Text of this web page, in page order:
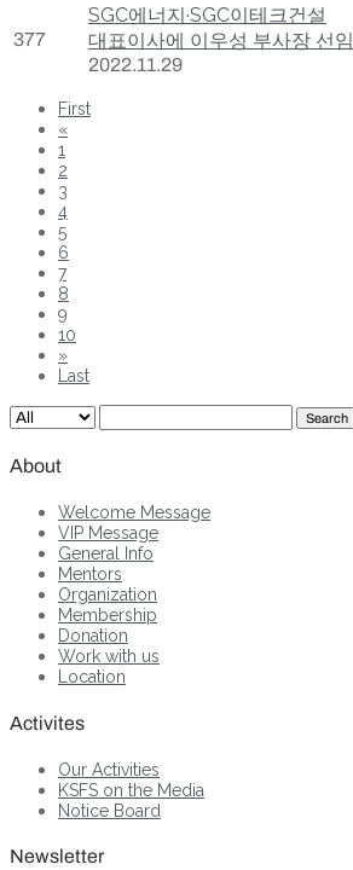
377
SGC에너지·SGC이테크건설
대표이사에 이우성 부사장 선임
2022.11.29
First
«
1
2
3
4
5
6
7
8
9
10
»
Last
Search
About
Welcome Message
VIP Message
General Info
Mentors
Organization
Membership
Donation
Work with us
Location
Activites
Our Activities
KSFS on the Media
Notice Board
Newsletter